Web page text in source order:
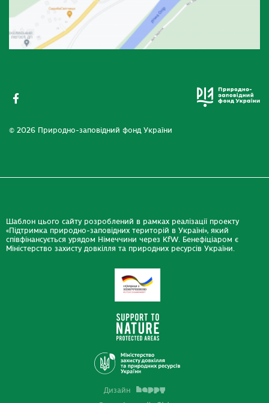
© 2026 Природно-заповідний фонд України
Шаблон цього сайту розроблений в рамках реалізації проекту
«Підтримка природно-заповідних територій в Україні», який
співфінансується урядом Німеччини через KfW. Бенефіціаром є
Міністерство захисту довкілля та природних ресурсів України.
Дизайн